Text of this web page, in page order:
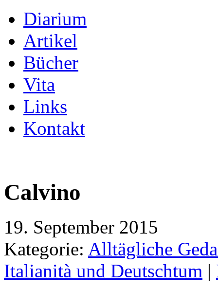
Diarium
Artikel
Bücher
Vita
Links
Kontakt
Calvino
19. September 2015
Kategorie: Alltägliche
Italianità und Deutschtum |